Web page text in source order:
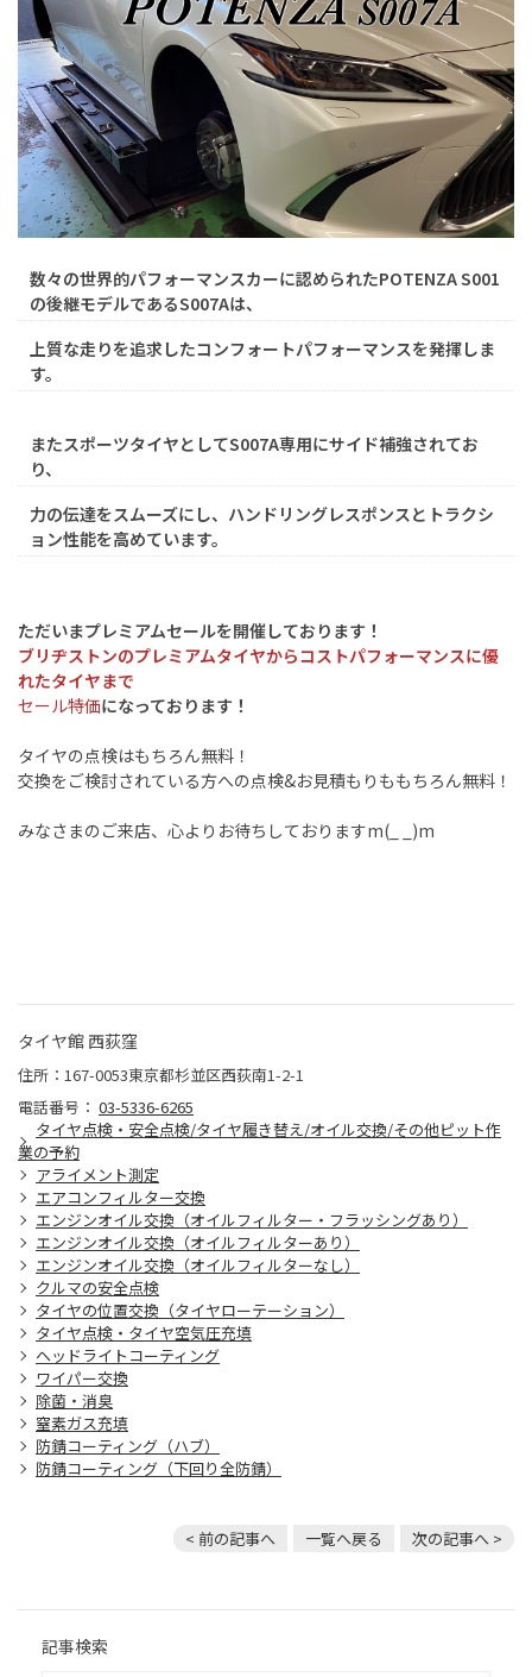
数々の世界的パフォーマンスカーに認められたPOTENZA S001
の後継モデルであるS007Aは、
上質な走りを追求したコンフォートパフォーマンスを発揮しま
す。
またスポーツタイヤとしてS007A専用にサイド補強されてお
り、
力の伝達をスムーズにし、ハンドリングレスポンスとトラクシ
ョン性能を高めています。
ただいまプレミアムセールを開催しております！
ブリヂストンのプレミアムタイヤからコストパフォーマンスに優
れたタイヤまで
セール特価になっております！
タイヤの点検はもちろん無料！
交換をご検討されている方への点検&お見積もりももちろん無料！
みなさまのご来店、心よりお待ちしておりますm(_ _)m
タイヤ館 西荻窪
住所：167-0053東京都杉並区西荻南1-2-1
電話番号： 03-5336-6265
タイヤ点検・安全点検/タイヤ履き替え/オイル交換/その他ピット作
業の予約
アライメント測定
エアコンフィルター交換
エンジンオイル交換（オイルフィルター・フラッシングあり）
エンジンオイル交換（オイルフィルターあり）
エンジンオイル交換（オイルフィルターなし）
クルマの安全点検
タイヤの位置交換（タイヤローテーション）
タイヤ点検・タイヤ空気圧充填
ヘッドライトコーティング
ワイパー交換
除菌・消臭
窒素ガス充填
防錆コーティング（ハブ）
防錆コーティング（下回り全防錆）
< 前の記事へ 一覧へ戻る 次の記事へ >
記事検索